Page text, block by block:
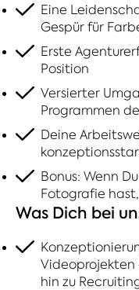
Eine
Gespür für
Erste
Position
Versierter
Programmen
Deine
Bonus: Wenn
Fotografie
Was Dich bei
Videoprojekten
hin zu